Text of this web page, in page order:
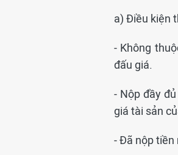
a) Điều kiện
- Không
đấu giá.
- Nộp đầy
giá tài sản
- Đã nộp tiền